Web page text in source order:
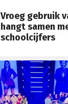
Vroeg gebruik
hangt samen
schoolcijfers